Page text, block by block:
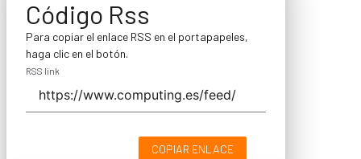
Código Rss
Para copiar el enlace RSS en el portapapeles,
haga clic en el botón.
RSS link
COPIAR ENLACE